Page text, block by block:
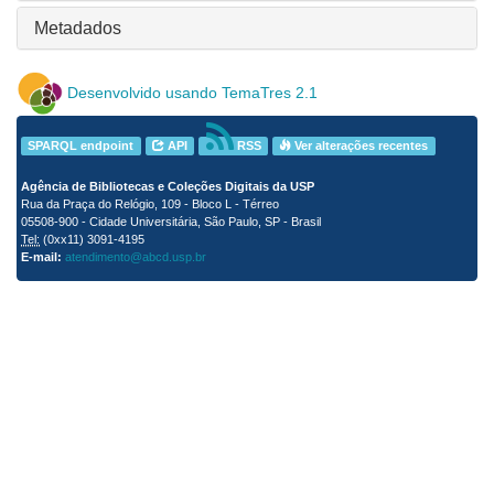
Metadados
Desenvolvido usando TemaTres 2.1
SPARQL endpoint API RSS Ver alterações recentes
Agência de Bibliotecas e Coleções Digitais da USP
Rua da Praça do Relógio, 109 - Bloco L - Térreo
05508-900 - Cidade Universitária, São Paulo, SP - Brasil
Tel: (0xx11) 3091-4195
E-mail: atendimento@abcd.usp.br